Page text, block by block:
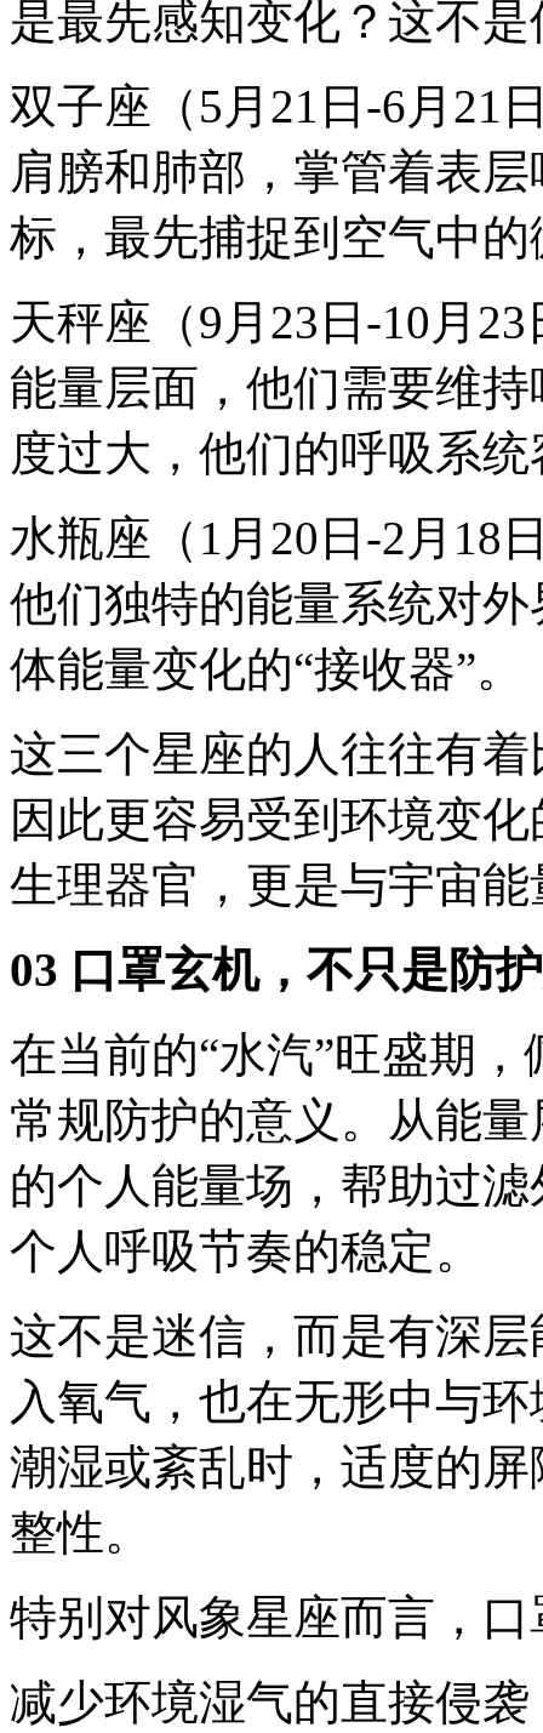
是最先感知变化？这不是
双子座（5月21日-6月21
肩膀和肺部，掌管着表
标，最先捕捉到空气中
天秤座（9月23日-10月
能量层面，他们需要维
度过大，他们的呼吸系
水瓶座（1月20日-2月18
他们独特的能量系统对
体能量变化的“接收器”。
这三个星座的人往往有
因此更容易受到环境变
生理器官，更是与宇宙
03 口罩玄机，不只是防
在当前的“水汽”旺盛期
常规防护的意义。从能
的个人能量场，帮助过
个人呼吸节奏的稳定。
这不是迷信，而是有深
入氧气，也在无形中与
潮湿或紊乱时，适度的
整性。
特别对风象星座而言，
减少环境湿气的直接侵